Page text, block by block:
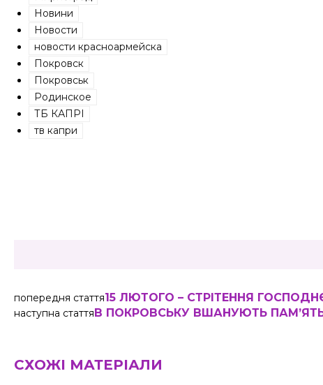
Новини
Новости
новости красноармейска
Покровск
Покровськ
Родинское
ТБ КАПРІ
тв капри
попередня стаття15 ЛЮТОГО – СТРІТЕННЯ
наступна статтяВ ПОКРОВСЬКУ ВШАНУЮТЬ ПАМ’ЯТЬ
СХОЖІ МАТЕРІАЛИ